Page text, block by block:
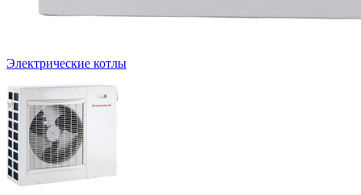
Электрические котлы